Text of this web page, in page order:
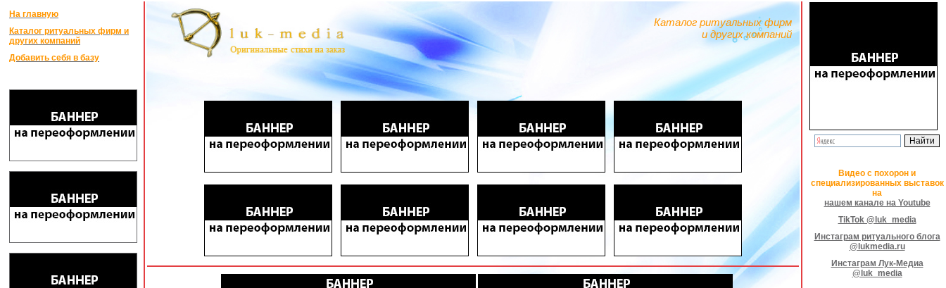
На главную
Каталог ритуальных фирм и
других компаний
Добавить себя в базу
Каталог ритуальных фирм
и других компаний
Видео с похорон и
специализированных выставок
на
нашем канале на Youtube
TikTok @luk_media
Инстаграм ритуального блога
@lukmedia.ru
Инстаграм Лук-Медиа
@luk_media